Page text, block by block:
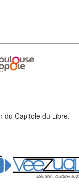
du Capitole du Libre.